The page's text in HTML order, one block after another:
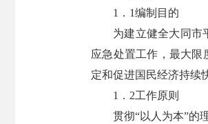
1．1编制目的
为建立健全大同市
应急处置工作，最大限
定和促进国民经济持续
1．2工作原则
贯彻“以人为本”的